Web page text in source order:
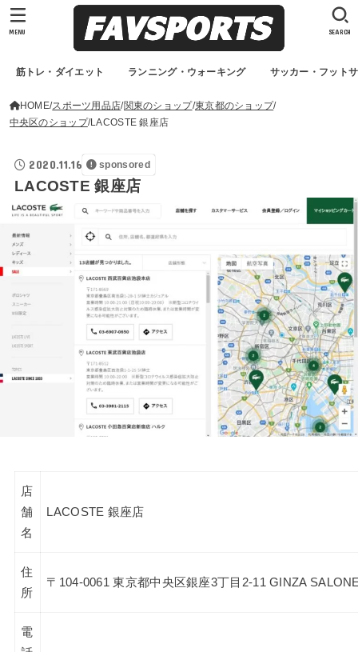
筋トレ・ダイエット ランニング・ウォーキング サッカー・フット
SEARCH
MENU
HOME スポーツ用品店 関東のショップ 東京都のショップ
中央区のショップ LACOSTE 銀座店
2020.11.16 sponsored
LACOSTE 銀座店
店
舗
名
LACOSTE 銀座店
住
所
〒104-0061 東京都中央区銀座3丁目2-11 GINZA
電